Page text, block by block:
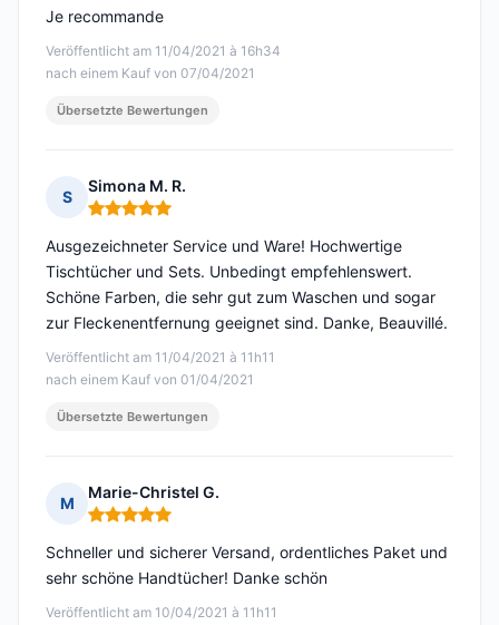
Veröffentlicht am 11/04/2021 à 16h34
nach einem Kauf von 07/04/2021
Je recommande
Übersetzte Bewertungen
S
Simona M. R.
Hinweis: 5 von 5
Veröffentlicht am 11/04/2021 à 11h11
nach einem Kauf von 01/04/2021
Ausgezeichneter Service und Ware! Hochwertige
Tischtücher und Sets. Unbedingt empfehlenswert.
Schöne Farben, die sehr gut zum Waschen und sogar
zur Fleckenentfernung geeignet sind. Danke, Beauvillé.
Übersetzte Bewertungen
M
Marie-Christel G.
Hinweis: 5 von 5
Veröffentlicht am 10/04/2021 à 11h11
Schneller und sicherer Versand, ordentliches Paket und
sehr schöne Handtücher! Danke schön